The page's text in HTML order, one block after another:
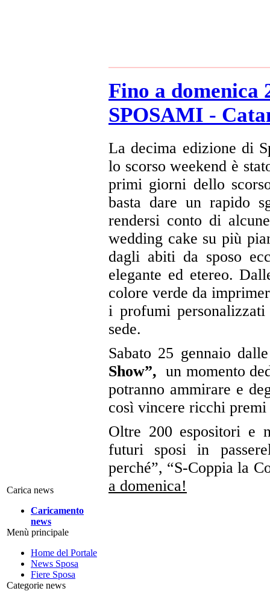
Carica news
Caricamento
news
Menù principale
Home del Portale
News Sposa
Fiere Sposa
Categorie news
Fino a domenica
SPOSAMI -
La decima edizione di
lo scorso weekend è
primi giorni dello
basta dare un rapido
rendersi conto di
wedding cake su più
dagli abiti da sposo
elegante ed etereo.
colore verde da
i profumi
sede.
Sabato 25 gennaio
Show”, un momento
potranno ammirare e
così vincere ricchi
Oltre 200 espositori e
futuri sposi in
perché”, “S-Coppia la
a domenica!